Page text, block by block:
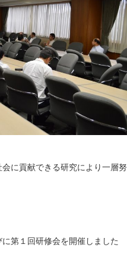
に貢献できる研究により一層努
第１回研修会を開催しました